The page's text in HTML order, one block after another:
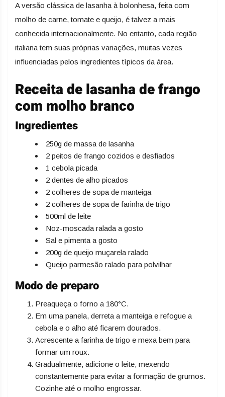
A versão clássica de lasanha à bolonhesa, feita com
molho de carne, tomate e queijo, é talvez a mais
conhecida internacionalmente. No entanto, cada região
italiana tem suas próprias variações, muitas vezes
influenciadas pelos ingredientes típicos da área.
Receita de lasanha de frango
com molho branco
Ingredientes
250g de massa de lasanha
2 peitos de frango cozidos e desfiados
1 cebola picada
2 dentes de alho picados
2 colheres de sopa de manteiga
2 colheres de sopa de farinha de trigo
500ml de leite
Noz-moscada ralada a gosto
Sal e pimenta a gosto
200g de queijo muçarela ralado
Queijo parmesão ralado para polvilhar
Modo de preparo
Preaqueça o forno a 180°C.
Em uma panela, derreta a manteiga e refogue a
cebola e o alho até ficarem dourados.
Acrescente a farinha de trigo e mexa bem para
formar um roux.
Gradualmente, adicione o leite, mexendo
constantemente para evitar a formação de grumos.
Cozinhe até o molho engrossar.